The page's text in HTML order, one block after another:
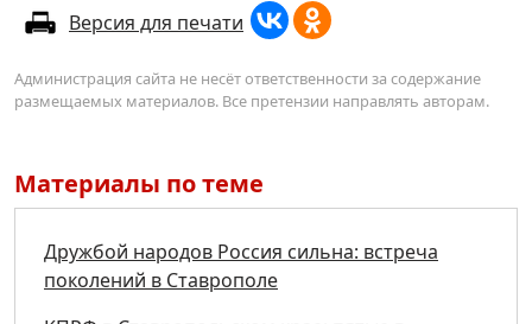
Версия для печати
Администрация сайта не несёт ответственности за содержание
размещаемых материалов. Все претензии направлять авторам.
Материалы по теме
Дружбой народов Россия сильна: встреча
поколений в Ставрополе